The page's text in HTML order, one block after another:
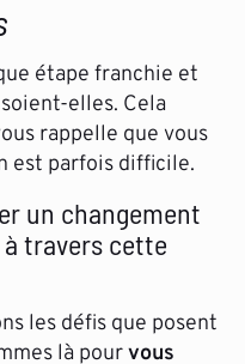
étape franchie et
elles. Cela
rappelle que vous
est parfois difficile.
un changement
travers cette
les défis que posent
là pourvous